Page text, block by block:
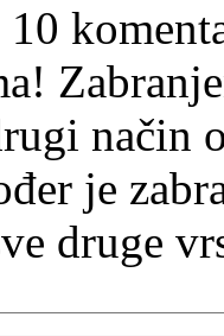
način
je
druge